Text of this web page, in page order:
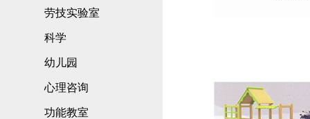
劳技实验室
科学
幼儿园
心理咨询
功能教室